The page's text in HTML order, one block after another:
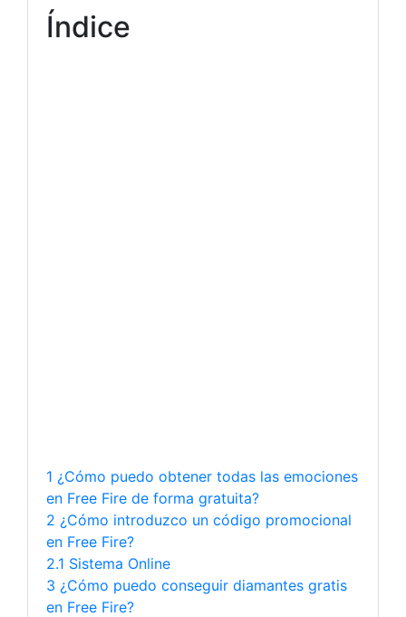
Índice
1 ¿Cómo puedo obtener todas las emociones
en Free Fire de forma gratuita?
2 ¿Cómo introduzco un código promocional
en Free Fire?
2.1 Sistema Online
3 ¿Cómo puedo conseguir diamantes gratis
en Free Fire?